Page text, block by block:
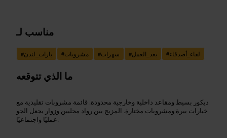
مناسب لـ
#بارات_لندن #مشروبات #سهرات #بعد_العمل #لقاء_أصدقاء
ما الذي تتوقعه
ديكور بسيط ومقاعد داخلية وخارجية محدودة. قائمة مشروبات تقليدية مع
خيارات بيرة ومشروبات مختارة. المزيج بين رواد محليين وزوار يجعل الجو
عمليًا واجتماعيًا.